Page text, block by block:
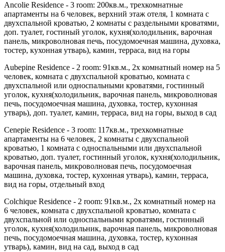
Ancolie Residence - 3 room: 200кв.м., трехкомнатные
апартаменты на 6 человек, верхний этаж отеля, 1 комната с
двухспальной кроватью, 2 комнаты с раздельными кроватями,
доп. туалет, гостиный уголок, кухня(холодильник, варочная
панель, микроволновая печь, посудомоечная машина, духовка,
тостер, кухонная утварь), камин, терраса, вид на горы
Aubepine Residence - 2 room: 91кв.м., 2х комнатный номер на 5
человек, комната с двухспальной кроватью, комната с
двухспальной или односпальными кроватями, гостинный
уголок, кухня(холодильник, варочная панель, микроволновая
печь, посудомоечная машина, духовка, тостер, кухонная
утварь), доп. туалет, камин, терраса, вид на горы, выход в сад
Cenepie Residence - 3 room: 117кв.м., трехкомнатные
апартаменты на 6 человек, 2 комнаты с двухспальной
кроватью, 1 комната с односпальными или двухспальной
кроватью, доп. туалет, гостинный уголок, кухня(холодильник,
варочная панель, микроволновая печь, посудомоечная
машина, духовка, тостер, кухонная утварь), камин, терраса,
вид на горы, отдельный вход
Colchique Residence - 2 room: 91кв.м., 2х комнатный номер на
6 человек, комната с двухспальной кроватью, комната с
двухспальной или односпальными кроватями, гостинный
уголок, кухня(холодильник, варочная панель, микроволновая
печь, посудомоечная машина, духовка, тостер, кухонная
утварь), камин, вид на сад, выход в сад